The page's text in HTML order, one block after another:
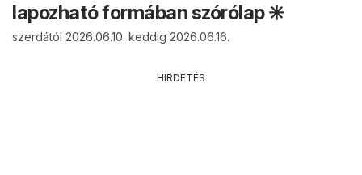
lapozható formában szórólap ✳️
szerdától 2026.06.10. keddig 2026.06.16.
HIRDETÉS